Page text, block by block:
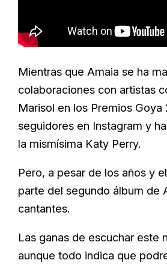
Mientras que Amaia se ha
colaboraciones con artistas
Marisol en los Premios
seguidores en Instagram y
la mismísima Katy Perry.
Pero, a pesar de los años y
parte del segundo álbum de
cantantes.
Las ganas de escuchar este
aunque todo indica que